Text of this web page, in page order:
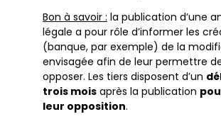
Bon à savoir : la publication d’une
légale a pour rôle d’informer les
(banque, par exemple) de la
envisagée afin de leur permettre de
opposer. Les tiers disposent d’un
trois mois après la publication
leur opposition.